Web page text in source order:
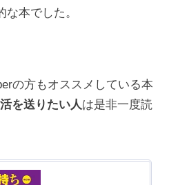
本でした。
の方もオススメしている本
を送りたい人は是非一度読